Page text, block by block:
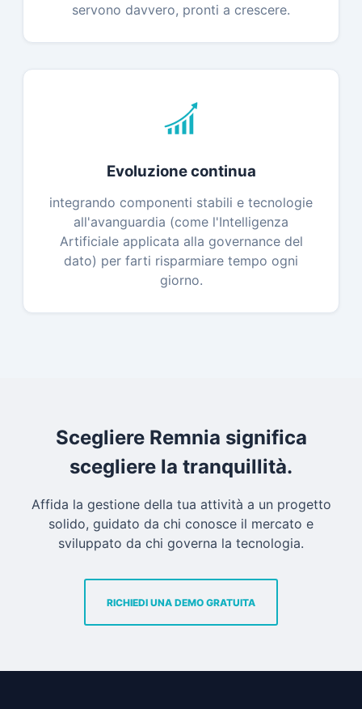
servono davvero, pronti a crescere.
Evoluzione continua
integrando componenti stabili e tecnologie
all'avanguardia (come l'Intelligenza
Artificiale applicata alla governance del
dato) per farti risparmiare tempo ogni
giorno.
Scegliere Remnia significa
scegliere la tranquillità.
Affida la gestione della tua attività a un progetto
solido, guidato da chi conosce il mercato e
sviluppato da chi governa la tecnologia.
RICHIEDI UNA DEMO GRATUITA